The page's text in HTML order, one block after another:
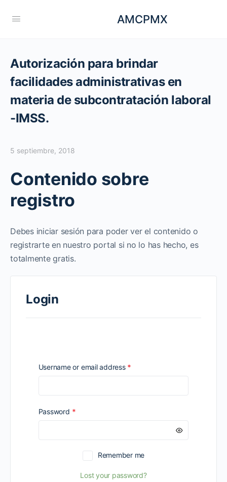
AMCPMX
Autorización para brindar
facilidades administrativas en
materia de subcontratación laboral
-IMSS.
5 septiembre, 2018
Contenido sobre
registro
Debes iniciar sesión para poder ver el contenido o
registrarte en nuestro portal si no lo has hecho, es
totalmente gratis.
Login
Username or email address *
Password *Required
Remember me
Lost your password?